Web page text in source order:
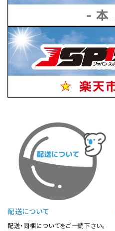
配送について
配送・同梱についてをご一読下さい。